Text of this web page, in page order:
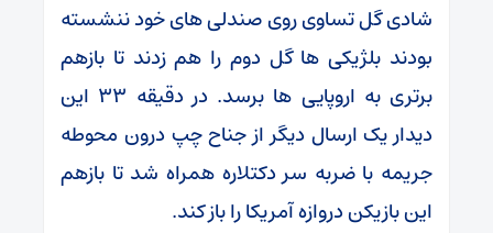
شادی گل تساوی روی صندلی های خود ننشسته
بودند بلژیکی ها گل دوم را هم زدند تا بازهم
برتری به اروپایی ها برسد. در دقیقه ۳۳ این
دیدار یک ارسال دیگر از جناح چپ درون محوطه
جریمه با ضربه سر دکتلاره همراه شد تا بازهم
این بازیکن دروازه آمریکا را باز کند.